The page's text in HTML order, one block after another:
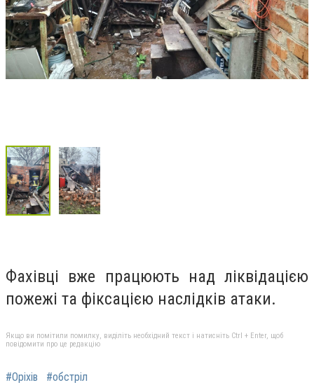
Фахівці вже працюють над ліквідацією
пожежі та фіксацією наслідків атаки.
Якщо ви помітили помилку, виділіть необхідний текст і натисніть Ctrl + Enter, щоб
повідомити про це редакцію
#Оріхів #обстріл